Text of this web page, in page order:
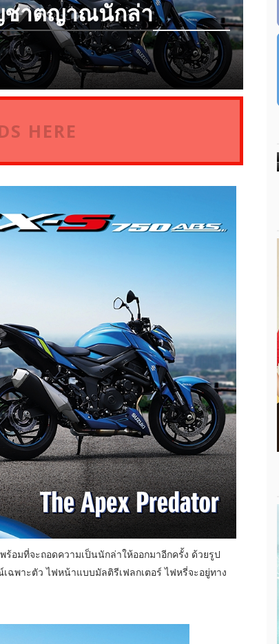
ญชาตญาณนักล่า
HERE
ร้อมที่จะถอดความเป็นนักล่าให้ออกมาอีกครั้ง ด้วยรูป
ฉพาะตัว ไฟหน้าแบบมัลติรีเฟลกเตอร์ ไฟหรี่จะอยู่ทาง